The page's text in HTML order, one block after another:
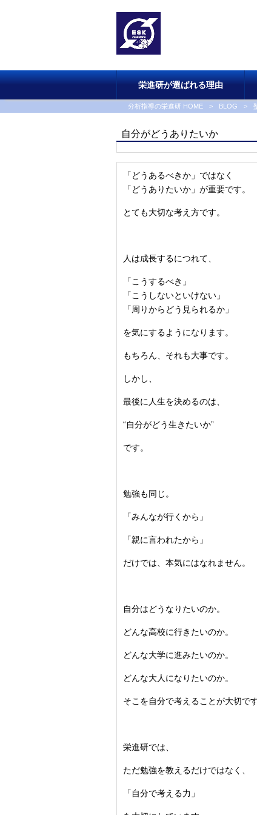
栄進研が選ばれる理由
分析指導の栄進研 HOME > BLOG >
自分がどうありたいか
「どうあるべきか」ではなく
「どうありたいか」が重要です。
とても大切な考え方です。
人は成長するにつれて、
「こうするべき」
「こうしないといけない」
「周りからどう見られるか」
を気にするようになります。
もちろん、それも大事です。
しかし、
最後に人生を決めるのは、
“自分がどう生きたいか”
です。
勉強も同じ。
「みんなが行くから」
「親に言われたから」
だけでは、本気にはなれません。
自分はどうなりたいのか。
どんな高校に行きたいのか。
どんな大学に進みたいのか。
どんな大人になりたいのか。
そこを自分で考えることが大切です
栄進研では、
ただ勉強を教えるだけではなく、
「自分で考える力」